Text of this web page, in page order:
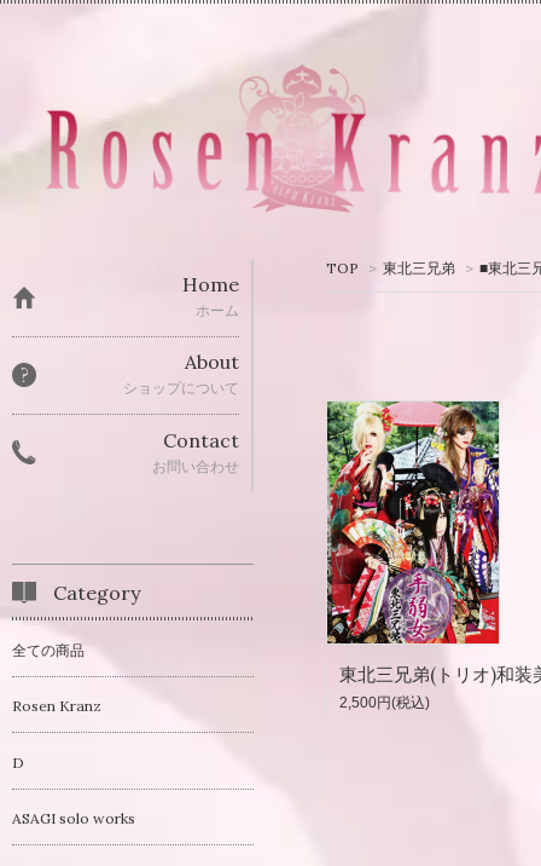
TOP > 東北三兄弟 > ■東北三
2,500円(税込)
Home
ホーム
About
ショップについて
Contact
お問い合わせ
Category
全ての商品
Rosen Kranz
D
ASAGI solo works